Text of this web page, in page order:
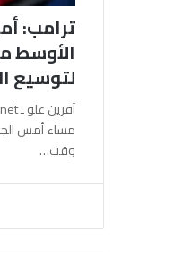
ترامب:
الأوسط
لتوسيع
مساء أمس
وقت…